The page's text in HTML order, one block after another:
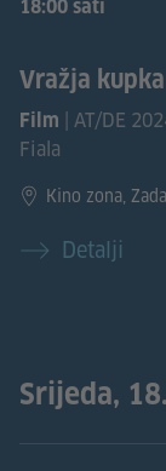
18:00 sati
Vražja kupka
Film
| AT/DE
Fiala
Kino zona,
Detalji
Srijeda,